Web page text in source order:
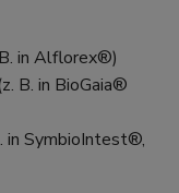
in Alflorex®)
B. in BioGaia®
in SymbioIntest®,